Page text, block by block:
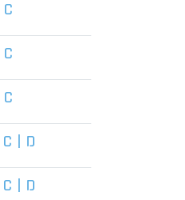
C
C
C
C D
C D